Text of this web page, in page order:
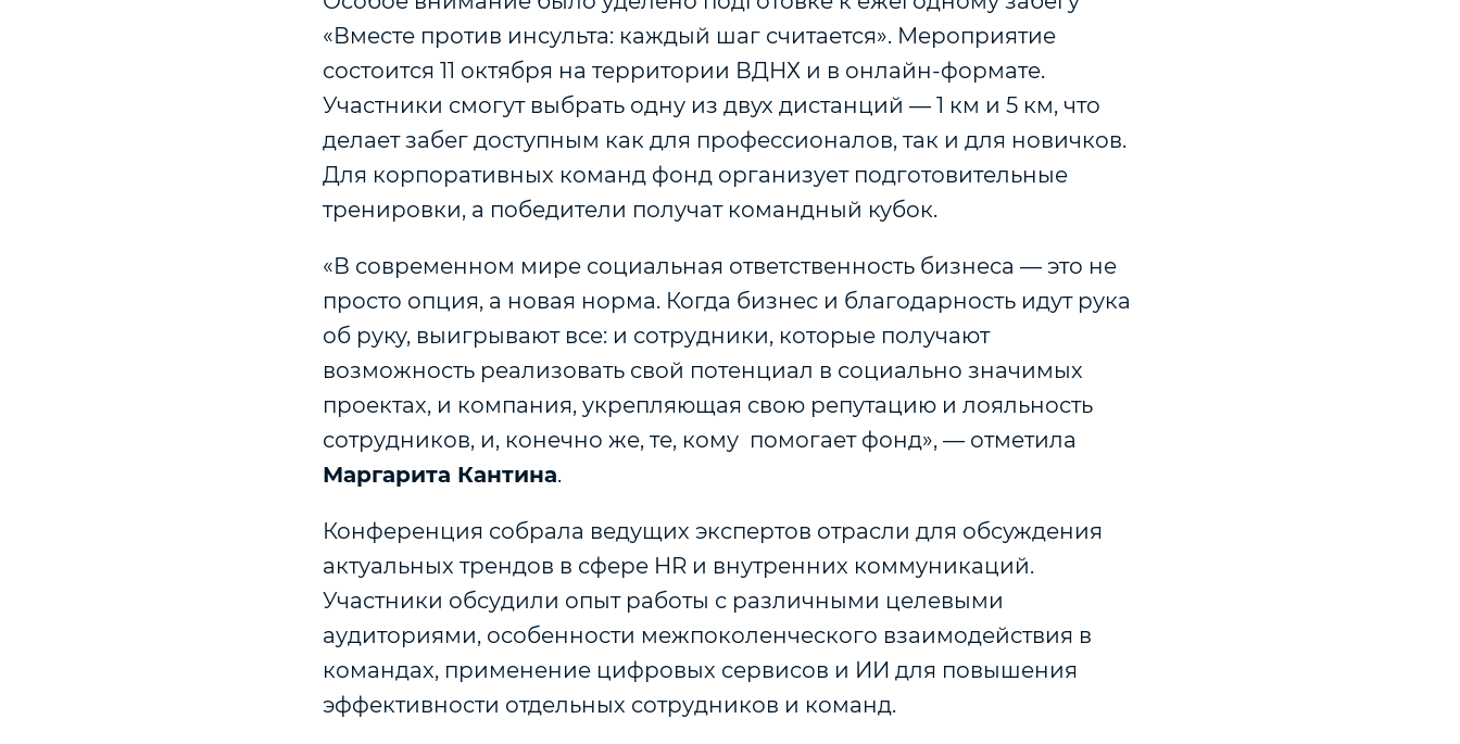
«Вместе против инсульта: каждый шаг считается». Мероприятие
состоится 11 октября на территории ВДНХ и в онлайн-формате.
Участники смогут выбрать одну из двух дистанций — 1 км и 5 км, что
делает забег доступным как для профессионалов, так и для новичков.
Для корпоративных команд фонд организует подготовительные
тренировки, а победители получат командный кубок.
«В современном мире социальная ответственность бизнеса — это не
просто опция, а новая норма. Когда бизнес и благодарность идут рука
об руку, выигрывают все: и сотрудники, которые получают
возможность реализовать свой потенциал в социально значимых
проектах, и компания, укрепляющая свою репутацию и лояльность
сотрудников, и, конечно же, те, кому помогает фонд», — отметила
Маргарита Кантина.
Конференция собрала ведущих экспертов отрасли для обсуждения
актуальных трендов в сфере HR и внутренних коммуникаций.
Участники обсудили опыт работы с различными целевыми
аудиториями, особенности межпоколенческого взаимодействия в
командах, применение цифровых сервисов и ИИ для повышения
эффективности отдельных сотрудников и команд.